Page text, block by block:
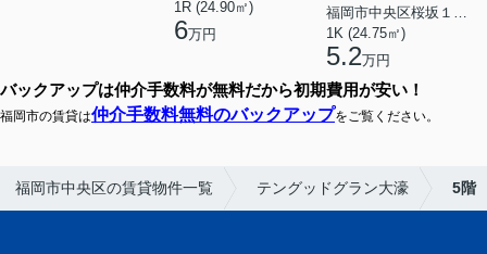
1R (24.90㎡)
6万円
1K (24.75㎡)
5.2万円
バックアップは仲介手数料が無料だから初期費用が安い！
福岡市の賃貸は仲介手数料無料のバックアップをご覧ください。
福岡市中央区の賃貸物件一覧 テングッドグラン大濠 5階